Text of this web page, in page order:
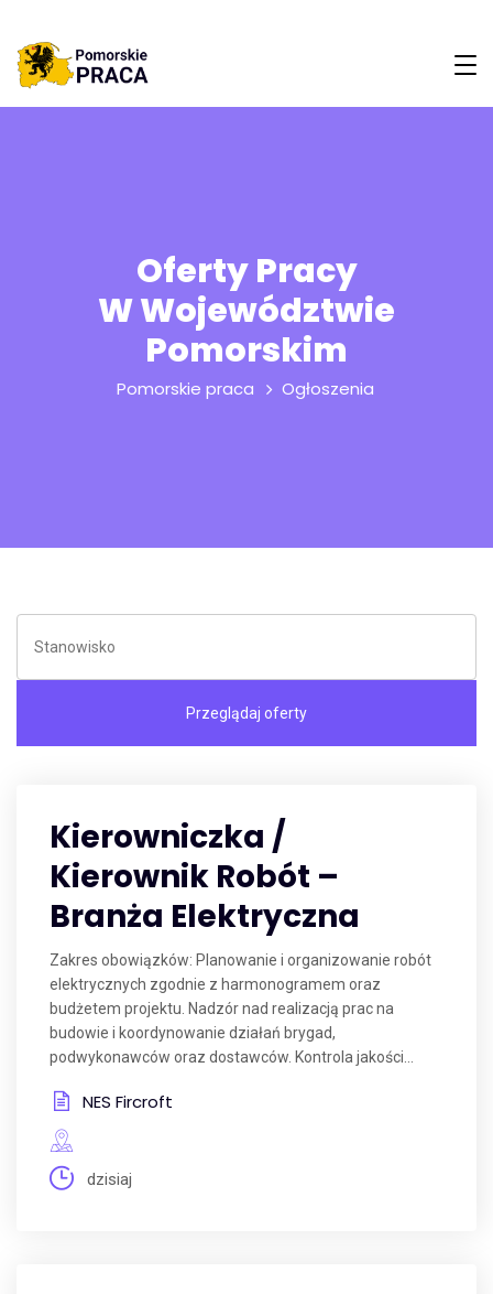
Oferty Pracy
W Województwie
Pomorskim
Pomorskie praca Ogłoszenia
Kierowniczka /
Kierownik Robót –
Branża Elektryczna
Zakres obowiązków: Planowanie i organizowanie robót
elektrycznych zgodnie z harmonogramem oraz
budżetem projektu. Nadzór nad realizacją prac na
budowie i koordynowanie działań brygad,
podwykonawców oraz dostawców. Kontrola jakości...
NES Fircroft
dzisiaj